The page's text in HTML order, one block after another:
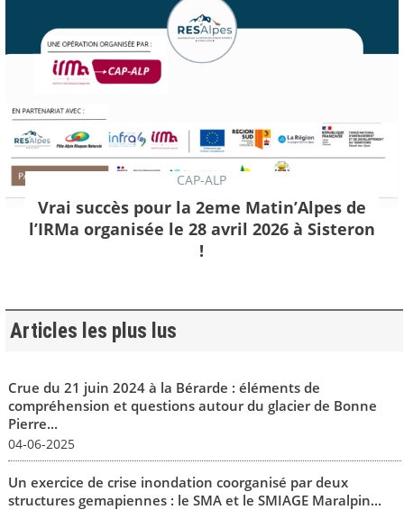
CAP-ALP
Vrai succès pour la 2eme Matin’Alpes de
l’IRMa organisée le 28 avril 2026 à Sisteron
!
Articles les plus lus
Crue du 21 juin 2024 à la Bérarde : éléments de
compréhension et questions autour du glacier de Bonne
Pierre...
04-06-2025
Un exercice de crise inondation coorganisé par deux
structures gemapiennes : le SMA et le SMIAGE Maralpin...